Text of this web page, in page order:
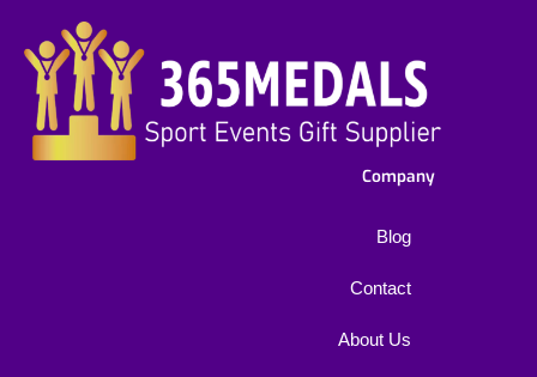
Company
Blog
Contact
About Us